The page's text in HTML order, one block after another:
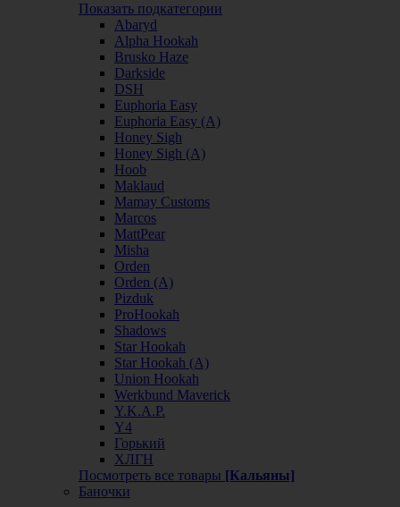
Показать подкатегории
Abaryd
Alpha Hookah
Brusko Haze
Darkside
DSH
Euphoria Easy
Euphoria Easy (А)
Honey Sigh
Honey Sigh (А)
Hoob
Maklaud
Mamay Customs
Marcos
MattPear
Misha
Orden
Orden (А)
Pizduk
ProHookah
Shadows
Star Hookah
Star Hookah (А)
Union Hookah
Werkbund Maverick
Y.K.A.P.
Y4
Горький
ХЛГН
Посмотреть все товары [Кальяны]
Баночки